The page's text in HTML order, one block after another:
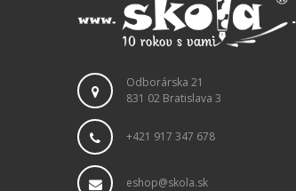
Odborárska 21
831 02 Bratislava 3
+421 917 347 678
eshop@skola.sk